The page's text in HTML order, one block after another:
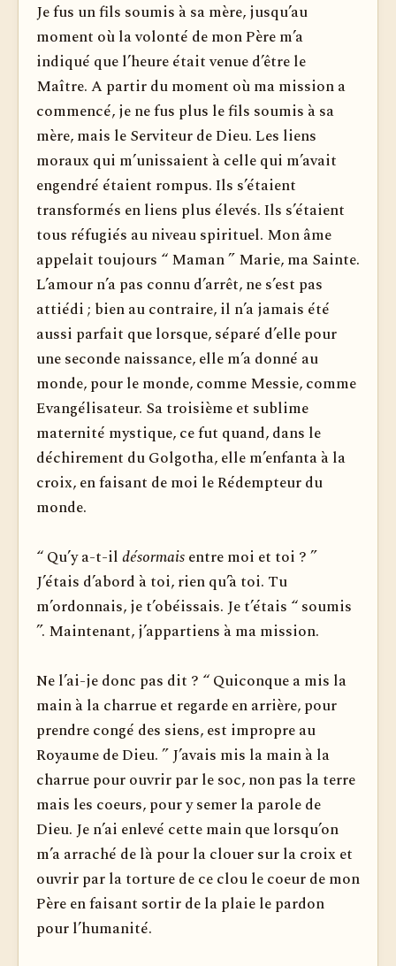
Je fus un fils soumis à sa mère, jusqu’au
moment où la volonté de mon Père m’a
indiqué que l’heure était venue d’être le
Maître. A partir du moment où ma mission a
commencé, je ne fus plus le fils soumis à sa
mère, mais le Serviteur de Dieu. Les liens
moraux qui m’unissaient à celle qui m’avait
engendré étaient rompus. Ils s’étaient
transformés en liens plus élevés. Ils s’étaient
tous réfugiés au niveau spirituel. Mon âme
appelait toujours “ Maman ” Marie, ma Sainte.
L’amour n’a pas connu d’arrêt, ne s’est pas
attiédi ; bien au contraire, il n’a jamais été
aussi parfait que lorsque, séparé d’elle pour
une seconde naissance, elle m’a donné au
monde, pour le monde, comme Messie, comme
Evangélisateur. Sa troisième et sublime
maternité mystique, ce fut quand, dans le
déchirement du Golgotha, elle m’enfanta à la
croix, en faisant de moi le Rédempteur du
monde.
“ Qu’y a-t-ildésormaisentre moi et toi ? ”
J’étais d’abord à toi, rien qu’à toi. Tu
m’ordonnais, je t’obéissais. Je t’étais “ soumis
”. Maintenant, j’appartiens à ma mission.
Ne l’ai-je donc pas dit ? “ Quiconque a mis la
main à la charrue et regarde en arrière, pour
prendre congé des siens, est impropre au
Royaume de Dieu. ” J’avais mis la main à la
charrue pour ouvrir par le soc, non pas la terre
mais les coeurs, pour y semer la parole de
Dieu. Je n’ai enlevé cette main que lorsqu’on
m’a arraché de là pour la clouer sur la croix et
ouvrir par la torture de ce clou le coeur de mon
Père en faisant sortir de la plaie le pardon
pour l’humanité.